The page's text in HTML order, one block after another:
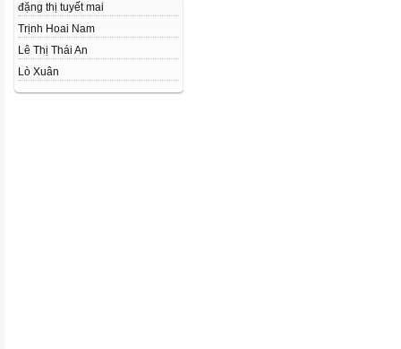
đặng thị tuyết mai
Trịnh Hoai Nam
Lê Thị Thái An
Lò Xuân